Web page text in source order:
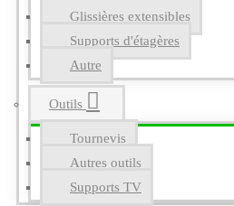
Glissières extensibles
Supports d'étagères
Autre
Outils
Tournevis
Autres outils
Supports TV